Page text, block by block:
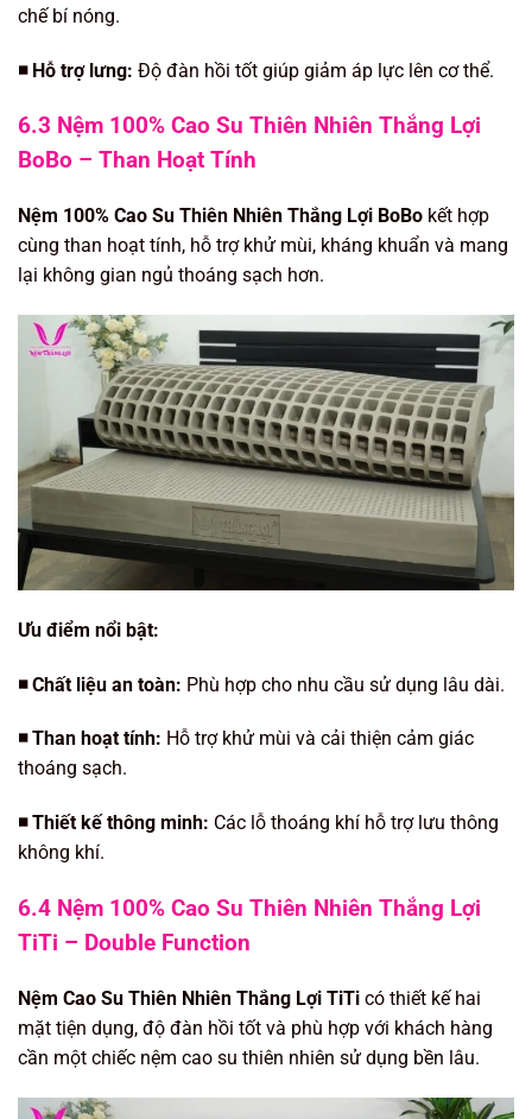
chế bí nóng.
◾️ Hỗ trợ lưng: Độ đàn hồi tốt giúp giảm áp lực lên cơ thể.
6.3 Nệm 100% Cao Su Thiên Nhiên Thắng Lợi
BoBo – Than Hoạt Tính
Nệm 100% Cao Su Thiên Nhiên Thắng Lợi BoBo kết hợp
cùng than hoạt tính, hỗ trợ khử mùi, kháng khuẩn và mang
lại không gian ngủ thoáng sạch hơn.
Ưu điểm nổi bật:
◾️ Chất liệu an toàn: Phù hợp cho nhu cầu sử dụng lâu dài.
◾️ Than hoạt tính: Hỗ trợ khử mùi và cải thiện cảm giác
thoáng sạch.
◾️ Thiết kế thông minh: Các lỗ thoáng khí hỗ trợ lưu thông
không khí.
6.4 Nệm 100% Cao Su Thiên Nhiên Thắng Lợi
TiTi – Double Function
Nệm Cao Su Thiên Nhiên Thắng Lợi TiTi có thiết kế hai
mặt tiện dụng, độ đàn hồi tốt và phù hợp với khách hàng
cần một chiếc nệm cao su thiên nhiên sử dụng bền lâu.